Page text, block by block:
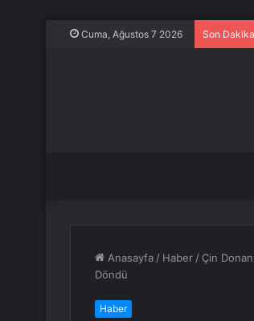
Cuma, Ağustos 7 2026 Son
Anasayfa / Haber / Çin
Döndü
Haber